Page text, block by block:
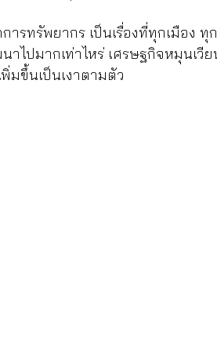
รทรัพยากร เป็นเรื่องที่ทุกเมือง ทุ
ไปมากเท่าไหร่ เศรษฐกิจหมุนเวี
มขึ้นเป็นเงาตามตัว